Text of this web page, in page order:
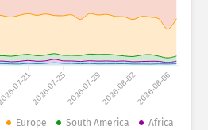
کشورها
مجموعه دیتا
2026-07-212026-07-252026-07-292026-08-022026-08-06
Europe South America
Africa